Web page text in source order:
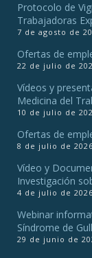
Protocolo de
Trabajadoras
7 de agosto de
Ofertas de
22 de julio de
Vídeos y
Medicina del
10 de julio de
Ofertas de
8 de julio de 2026
Vídeo y
Investigación
4 de julio de 2026
Webinar
Síndrome de
29 de junio de